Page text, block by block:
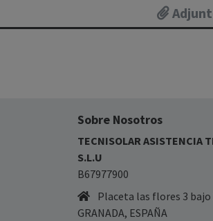
Sobre Nosotros
TECNISOLAR ASISTENCIA
S.L.U
B67977900
Placeta las flores 3 bajo
GRANADA, ESPAÑA